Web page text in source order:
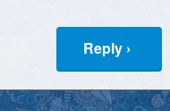
Reply ›